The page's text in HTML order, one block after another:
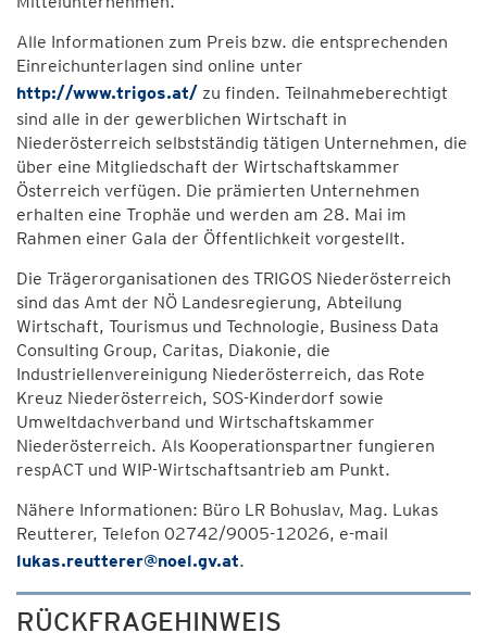
Alle Informationen zum Preis bzw. die entsprechenden
Einreichunterlagen sind online unter
http://www.trigos.at/ zu finden. Teilnahmeberechtigt
sind alle in der gewerblichen Wirtschaft in
Niederösterreich selbstständig tätigen Unternehmen, die
über eine Mitgliedschaft der Wirtschaftskammer
Österreich verfügen. Die prämierten Unternehmen
erhalten eine Trophäe und werden am 28. Mai im
Rahmen einer Gala der Öffentlichkeit vorgestellt.
Die Trägerorganisationen des TRIGOS Niederösterreich
sind das Amt der NÖ Landesregierung, Abteilung
Wirtschaft, Tourismus und Technologie, Business Data
Consulting Group, Caritas, Diakonie, die
Industriellenvereinigung Niederösterreich, das Rote
Kreuz Niederösterreich, SOS-Kinderdorf sowie
Umweltdachverband und Wirtschaftskammer
Niederösterreich. Als Kooperationspartner fungieren
respACT und WIP-Wirtschaftsantrieb am Punkt.
Nähere Informationen: Büro LR Bohuslav, Mag. Lukas
Reutterer, Telefon 02742/9005-12026, e-mail
lukas.reutterer@noel.gv.at.
RÜCKFRAGEHINWEIS